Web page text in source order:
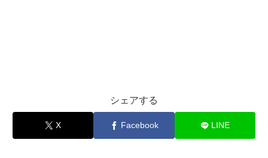
シェアする
X Facebook LINE